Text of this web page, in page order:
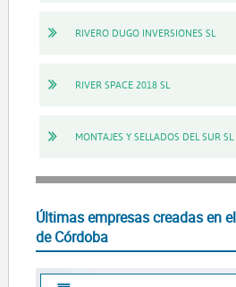
RIVERO DUGO INVERSIONES SL
RIVER SPACE 2018 SL
MONTAJES Y SELLADOS DEL SUR SL
Últimas empresas creadas en
de Córdoba